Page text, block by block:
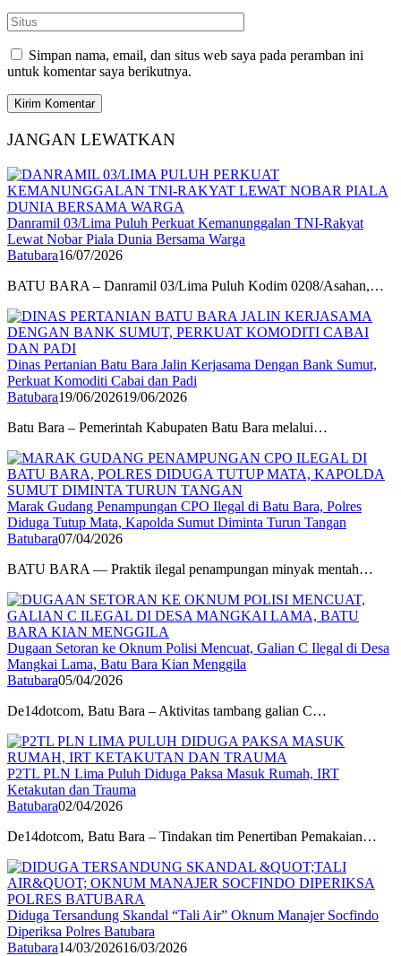
Simpan nama, email, dan situs web saya pada peramban ini
untuk komentar saya berikutnya.
JANGAN LEWATKAN
Danramil 03/Lima Puluh Perkuat Kemanunggalan TNI-Rakyat
Lewat Nobar Piala Dunia Bersama Warga
Batubara16/07/2026
BATU BARA – Danramil 03/Lima Puluh Kodim 0208/Asahan,…
Dinas Pertanian Batu Bara Jalin Kerjasama Dengan Bank Sumut,
Perkuat Komoditi Cabai dan Padi
Batubara19/06/202619/06/2026
Batu Bara – Pemerintah Kabupaten Batu Bara melalui…
Marak Gudang Penampungan CPO Ilegal di Batu Bara, Polres
Diduga Tutup Mata, Kapolda Sumut Diminta Turun Tangan
Batubara07/04/2026
BATU BARA — Praktik ilegal penampungan minyak mentah…
Dugaan Setoran ke Oknum Polisi Mencuat, Galian C Ilegal di Desa
Mangkai Lama, Batu Bara Kian Menggila
Batubara05/04/2026
De14dotcom, Batu Bara – Aktivitas tambang galian C…
P2TL PLN Lima Puluh Diduga Paksa Masuk Rumah, IRT
Ketakutan dan Trauma
Batubara02/04/2026
De14dotcom, Batu Bara – Tindakan tim Penertiban Pemakaian…
Diduga Tersandung Skandal “Tali Air” Oknum Manajer Socfindo
Diperiksa Polres Batubara
Batubara14/03/202616/03/2026